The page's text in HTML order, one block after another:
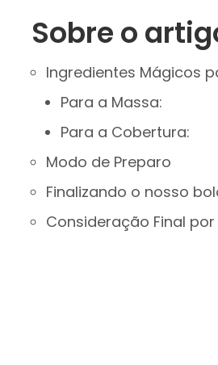
Sobre o
Ingredientes Mágicos
Para a Massa:
Para a Cobertura:
Modo de Preparo
Finalizando o nosso
Consideração Final por